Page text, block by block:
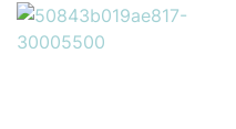
инфраструктуры в
Забайкалье